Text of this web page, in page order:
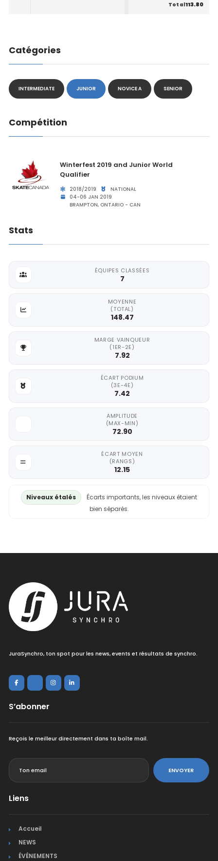
Total113.80
Catégories
INTERMEDIATE JUNIOR NOVICE A SENIOR
Compétition
Winterfest 2019 and Junior World
Qualifier
2018/2019
NATIONAL
04-06 JAN 2019
BRAMPTON, ONTARIO - CAN
Stats
ÉQUIPES CLASSÉES
7
MOYENNE
(TOTAL)
148.47
MARGE VAINQUEUR
(1ER-2E)
7.92
ÉCART PODIUM
(3E-4E)
7.42
AMPLITUDE
(MAX-MIN)
72.90
ÉCART MOYEN
(RANGS)
12.15
Niveaux étalés
Écarts importants, les niveaux étaient
bien séparés.
JuraSynchro, ton spot pour les news, events et résultats de synchro.
S’abonner
Reçois le meilleur directement dans ta boîte mail.
ENVOYER
Liens
Accueil
NEWS
ÉVÉNEMENTS